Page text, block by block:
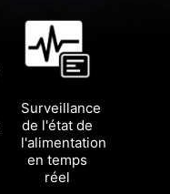
Surveillance
de l'état de
l'alimentation
en temps
réel